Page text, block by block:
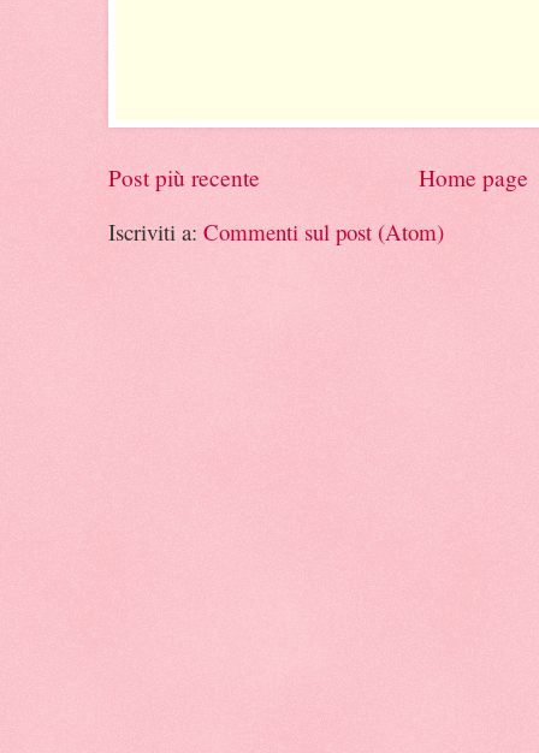
Post più recente
Home page
Iscriviti a: Commenti sul post (Atom)